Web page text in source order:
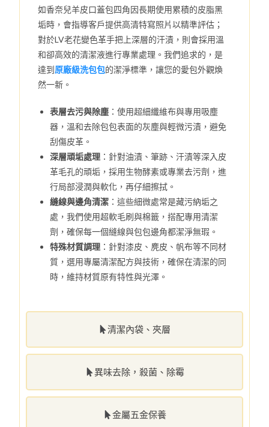
清潔內袋、夾層
異味去除，殺菌、除霉
金屬五金保養
如香奈兒羊皮口蓋包四角因長期使用累積的皮脂黑
垢時，會指導客戶提供高清特寫照片以精準評估；
對於LV老花變色革手把上深層的汗漬，則會採用溫
和卻高效的清潔液進行專業處理。我們追求的，是
達到原廠級洗包包的潔淨標準，讓您的愛包外觀煥
然一新。
表層去污與除塵 ：使用超細纖維布與專用吸塵
器，溫和去除包包表面的灰塵與輕微污漬，避免
刮傷皮革。
深層頑垢處理 ：針對油漬、筆跡、汗漬等深入皮
革毛孔的頑垢，採用生物酵素或專業去污劑，進
行局部浸潤與軟化，再仔細擦拭。
縫線與邊角清潔 ：這些細微處常是藏污納垢之
處，我們使用超軟毛刷與棉籤，搭配專用清潔
劑，確保每一個縫線與包包邊角都潔淨無瑕。
特殊材質調理 ：針對漆皮、麂皮、帆布等不同材
質，選用專屬清潔配方與技術，確保在清潔的同
時，維持材質原有特性與光澤。